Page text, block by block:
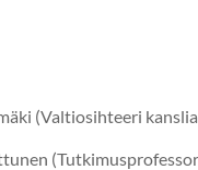
(Valtiosihteeri